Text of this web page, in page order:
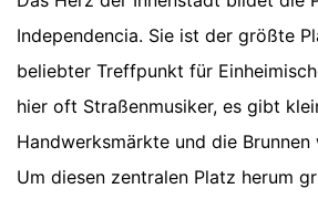
Independencia. Sie ist der größte
beliebter Treffpunkt für
hier oft Straßenmusiker, es gibt
Handwerksmärkte und die
Um diesen zentralen Platz herum